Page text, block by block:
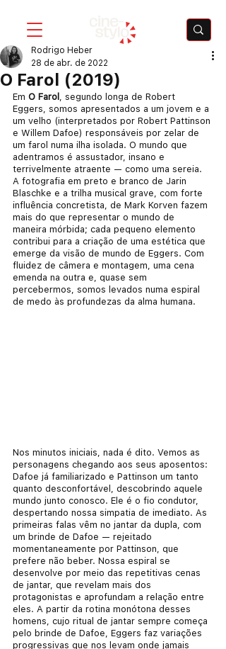
O Farol (2019)
Rodrigo Heber
28 de abr. de 2022
Em O Farol , segundo longa de Robert
Eggers, somos apresentados a um jovem e a
um velho (interpretados por Robert Pattinson
e Willem Dafoe) responsáveis por zelar de
um farol numa ilha isolada. O mundo que
adentramos é assustador, insano e
terrivelmente atraente — como uma sereia.
A fotografia em preto e branco de Jarin
Blaschke e a trilha musical grave, com forte
influência concretista, de Mark Korven fazem
mais do que representar o mundo de
maneira mórbida; cada pequeno elemento
contribui para a criação de uma estética que
emerge da visão de mundo de Eggers. Com
fluidez de câmera e montagem, uma cena
emenda na outra e, quase sem
percebermos, somos levados numa espiral
de medo às profundezas da alma humana.
Nos minutos iniciais, nada é dito. Vemos as
personagens chegando aos seus aposentos:
Dafoe já familiarizado e Pattinson um tanto
quanto desconfortável, descobrindo aquele
mundo junto conosco. Ele é o fio condutor,
despertando nossa simpatia de imediato. As
primeiras falas vêm no jantar da dupla, com
um brinde de Dafoe — rejeitado
momentaneamente por Pattinson, que
prefere não beber. Nossa espiral se
desenvolve por meio das repetitivas cenas
de jantar, que revelam mais dos
protagonistas e aprofundam a relação entre
eles. A partir da rotina monótona desses
homens, cujo ritual de jantar sempre começa
pelo brinde de Dafoe, Eggers faz variações
progressivas que nos levam onde jamais